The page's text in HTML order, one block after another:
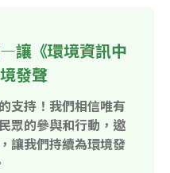
讓《環境資訊中
發聲
支持！我們相信唯有
眾的參與和行動，邀
讓我們持續為環境發